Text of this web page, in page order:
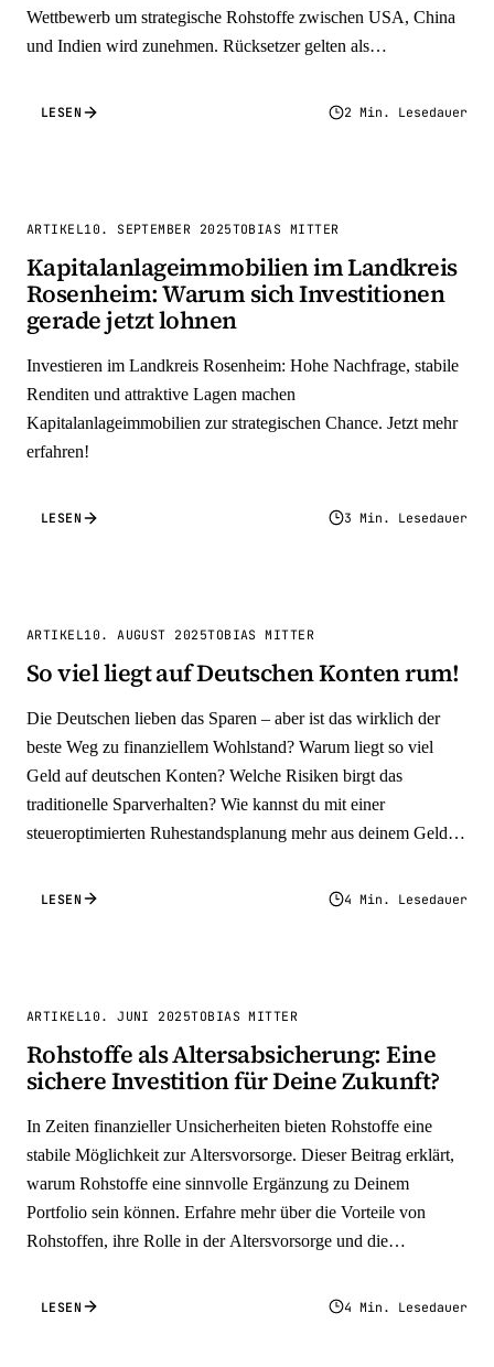
Wettbewerb um strategische Rohstoffe zwischen USA, China
und Indien wird zunehmen. Rücksetzer gelten als
LESEN 2 Min. Lesedauer
ARTIKEL10. SEPTEMBER 2025TOBIAS MITTER
Kapitalanlageimmobilien im Landkreis
Rosenheim: Warum sich Investitionen
gerade jetzt lohnen
Investieren im Landkreis Rosenheim: Hohe Nachfrage, stabile
Renditen und attraktive Lagen machen
Kapitalanlageimmobilien zur strategischen Chance. Jetzt mehr
erfahren!
LESEN 3 Min. Lesedauer
ARTIKEL 10. AUGUST 2025TOBIAS MITTER
So viel liegt auf Deutschen Konten rum!
Die Deutschen lieben das Sparen – aber ist das wirklich der
beste Weg zu finanziellem Wohlstand? Warum liegt so viel
Geld auf deutschen Konten? Welche Risiken birgt das
traditionelle Sparverhalten? Wie kannst du mit einer
steueroptimierten Ruhestandsplanung mehr aus deinem Geld
LESEN 4 Min. Lesedauer
ARTIKEL 10. JUNI 2025TOBIAS MITTER
Rohstoffe als Altersabsicherung: Eine
sichere Investition für Deine Zukunft?
In Zeiten finanzieller Unsicherheiten bieten Rohstoffe eine
stabile Möglichkeit zur Altersvorsorge. Dieser Beitrag erklärt,
warum Rohstoffe eine sinnvolle Ergänzung zu Deinem
Portfolio sein können. Erfahre mehr über die Vorteile von
Rohstoffen, ihre Rolle in der Altersvorsorge und die
physischer Rohstoffe, Zollfreilager und Rohstoff-ETFs.
LESEN 4 Min. Lesedauer